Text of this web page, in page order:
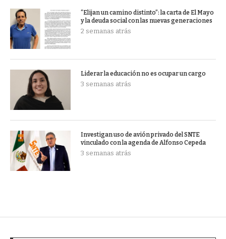
“Elijan un camino distinto”: la carta de El Mayo
y la deuda social con las nuevas generaciones
2 semanas atrás
Liderar la educación no es ocupar un cargo
3 semanas atrás
Investigan uso de avión privado del SNTE
vinculado con la agenda de Alfonso Cepeda
3 semanas atrás